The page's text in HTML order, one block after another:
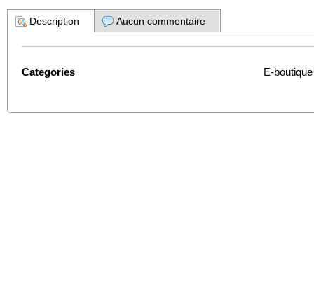
Description Aucun commentaire
Categories E-